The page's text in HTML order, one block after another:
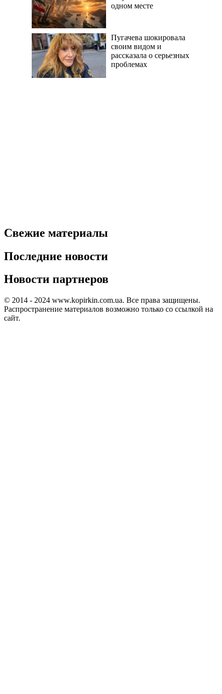
одном месте
Пугачева шокировала
своим видом и
рассказала о серьезных
проблемах
Свежие материалы
Последние новости
Новости партнеров
© 2014 - 2024 www.kopirkin.com.ua. Все права защищены.
Распространение материалов возможно только со ссылкой на
сайт.